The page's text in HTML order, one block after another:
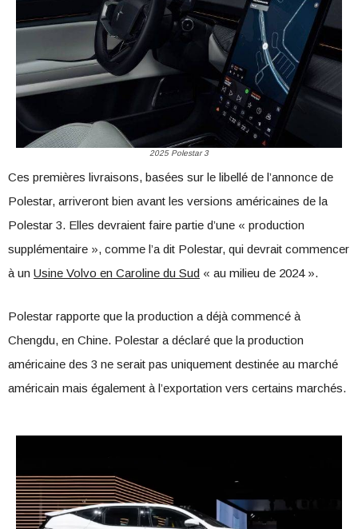
2025 Polestar 3
Ces premières livraisons, basées sur le libellé de l’annonce de
Polestar, arriveront bien avant les versions américaines de la
Polestar 3. Elles devraient faire partie d’une « production
supplémentaire », comme l’a dit Polestar, qui devrait commencer
à un Usine Volvo en Caroline du Sud « au milieu de 2024 ».
Polestar rapporte que la production a déjà commencé à
Chengdu, en Chine. Polestar a déclaré que la production
américaine des 3 ne serait pas uniquement destinée au marché
américain mais également à l’exportation vers certains marchés.